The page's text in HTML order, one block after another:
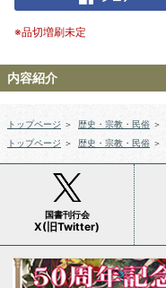
※品切増刷未定
内容紹介
トップページ ＞ 歴史・宗教・民俗 ＞
トップページ ＞ 歴史・宗教・民俗 ＞
国書刊行会
X(旧Twitter)